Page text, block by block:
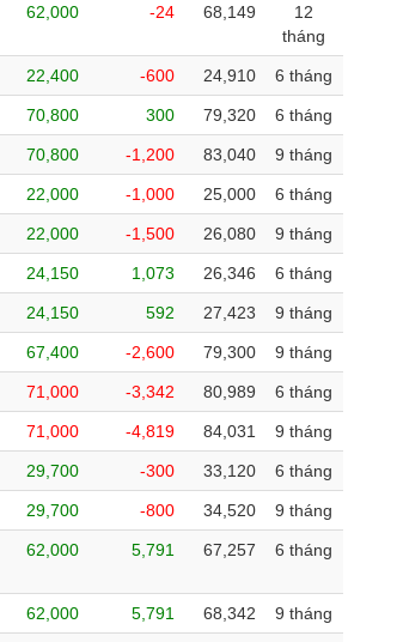
62,000 -24 68,149
12
tháng
22,400 -600 24,910 6 tháng
70,800 300 79,320 6 tháng
70,800 -1,200 83,040 9 tháng
22,000 -1,000 25,000 6 tháng
22,000 -1,500 26,080 9 tháng
24,150 1,073 26,346 6 tháng
24,150 592 27,423 9 tháng
67,400 -2,600 79,300 9 tháng
71,000 -3,342 80,989 6 tháng
71,000 -4,819 84,031 9 tháng
29,700 -300 33,120 6 tháng
29,700 -800 34,520 9 tháng
62,000 5,791 67,257 6 tháng
62,000 5,791 68,342 9 tháng